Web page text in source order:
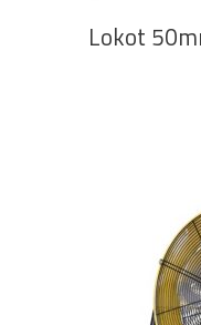
Lokot